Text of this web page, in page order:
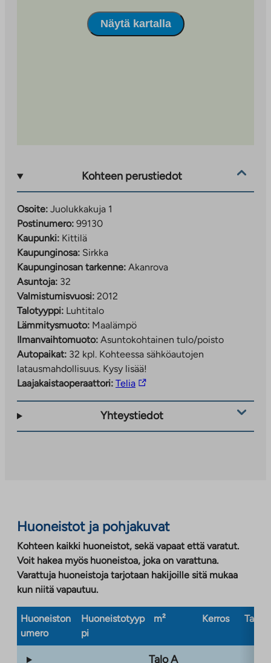
Näytä kartalla
Kohteen perustiedot
Osoite: Juolukkakuja 1
Postinumero: 99130
Kaupunki: Kittilä
Kaupunginosa: Sirkka
Kaupunginosan tarkenne: Akanrova
Asuntoja: 32
Valmistumisvuosi: 2012
Talotyyppi: Luhtitalo
Lämmitysmuoto: Maalämpö
Ilmanvaihtomuoto: Asuntokohtainen tulo/poisto
Autopaikat: 32 kpl. Kohteessa sähköautojen
latausmahdollisuus. Kysy lisää!
Laajakaistaoperaattori: TeliaLinkki
ulkopuoliseen
Yhteystiedot
Huoneistot ja pohjakuvat
Kohteen kaikki huoneistot, sekä vapaat että varatut.
Voit hakea myös huoneistoa, joka on varattuna.
Varattuja huoneistoja tarjotaan hakijoille sitä mukaa
kun niitä vapautuu.
Huoneiston
umero
Huoneistotyyp
pi
m² Kerros
Talo A